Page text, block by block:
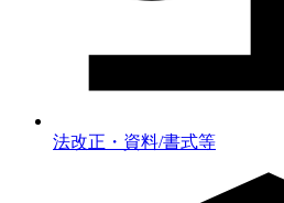
法改正・資料/書式等